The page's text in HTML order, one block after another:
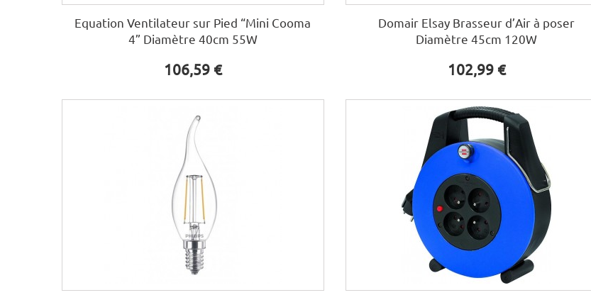
Equation Ventilateur sur Pied “Mini Cooma
4” Diamètre 40cm 55W
106,59 €
Domair Elsay Brasseur d’Air à poser
Diamètre 45cm 120W
102,99 €